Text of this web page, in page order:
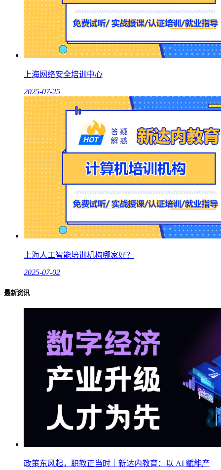
上海网络安全培训中心
2025-07-25
上海人工智能培训机构哪家好？
2025-07-02
最新资讯
政策东风起，职教正当时｜新达内教育：以 AI 赋能产